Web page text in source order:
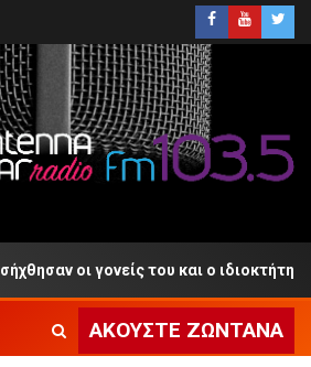
γονείς του και ο ιδιοκτήτης του
ΑΚΟΎΣΤΕ ΖΩΝΤΑΝΆ